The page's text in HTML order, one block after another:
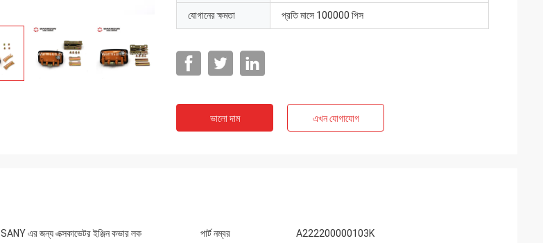
যোগানের ক্ষমতা প্রতি মাসে 100000 পিস
ভালো দাম এখন যোগাযোগ
SANY এর জন্য এক্সকাভেটর ইঞ্জিন কভার লক পার্ট নম্বর A222200000103K